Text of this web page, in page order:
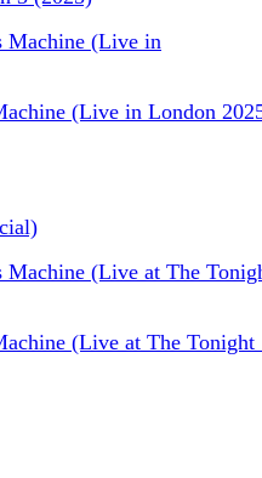
(Live in London
(Live at The Tonight